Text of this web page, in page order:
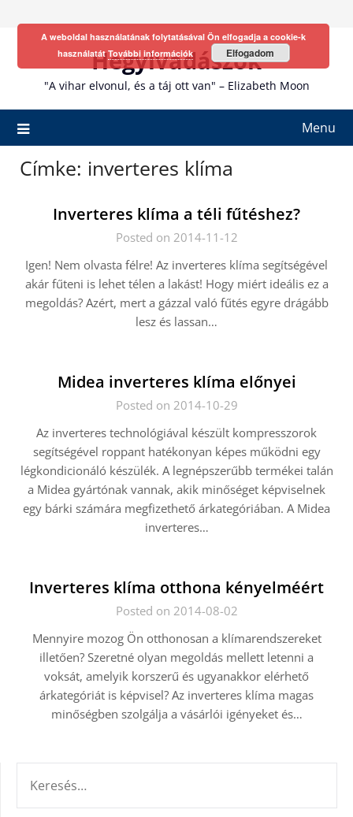
Hegyivadászok
"A vihar elvonul, és a táj ott van" – Elizabeth Moon
Menu
Címke: inverteres klíma
Inverteres klíma a téli fűtéshez?
Posted on 2014-11-12
Igen! Nem olvasta félre! Az inverteres klíma segítségével
akár fűteni is lehet télen a lakást! Hogy miért ideális ez a
megoldás? Azért, mert a gázzal való fűtés egyre drágább
lesz és lassan…
Midea inverteres klíma előnyei
Posted on 2014-10-29
Az inverteres technológiával készült kompresszorok
segítségével roppant hatékonyan képes működni egy
légkondicionáló készülék. A legnépszerűbb termékei talán
a Midea gyártónak vannak, akik minőséget képviselnek
egy bárki számára megfizethető árkategóriában. A Midea
inverteres…
Inverteres klíma otthona kényelméért
Posted on 2014-08-02
Mennyire mozog Ön otthonosan a klímarendszereket
illetően? Szeretné olyan megoldás mellett letenni a
voksát, amelyik korszerű és ugyanakkor elérhető
árkategóriát is képvisel? Az inverteres klíma magas
minőségben szolgálja a vásárlói igényeket és…
A weboldal használatának folytatásával Ön elfogadja a cookie-k
használatátTovábbi információk Elfogadom